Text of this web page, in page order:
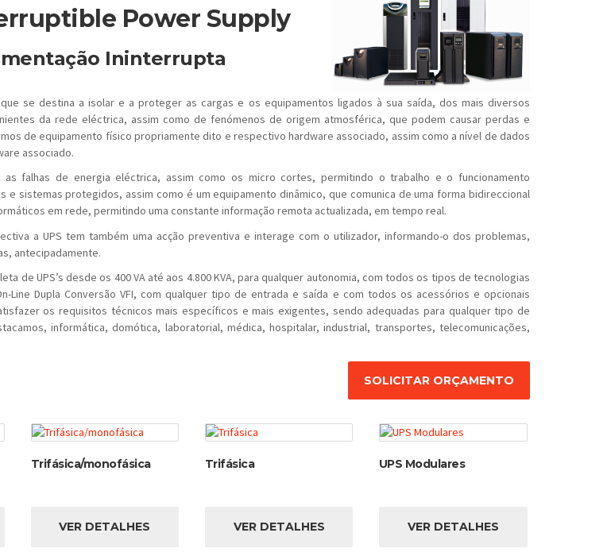
Power Supply
Ininterrupta
que se destina a isolar e a proteger as cargas e os equipamentos ligados à sua saída, dos mais diversos
da rede eléctrica, assim como de fenómenos de origem atmosférica, que podem causar perdas e
de equipamento físico propriamente dito e respectivo hardware associado, assim como a nível de dados
associado.
falhas de energia eléctrica, assim como os micro cortes, permitindo o trabalho e o funcionamento
e sistemas protegidos, assim como é um equipamento dinâmico, que comunica de uma forma bidireccional
em rede, permitindo uma constante informação remota actualizada, em tempo real.
a UPS tem também uma acção preventiva e interage com o utilizador, informando-o dos problemas,
antecipadamente.
de UPS’s desde os 400 VA até aos 4.800 KVA, para qualquer autonomia, com todos os tipos de tecnologias
Line Dupla Conversão VFI, com qualquer tipo de entrada e saída e com todos os acessórios e opcionais
os requisitos técnicos mais específicos e mais exigentes, sendo adequadas para qualquer tipo de
informática, domótica, laboratorial, médica, hospitalar, industrial, transportes, telecomunicações,
SOLICITAR ORÇAMENTO
Trifásica/monofásica
VER DETALHES
Trifásica
VER DETALHES
UPS Modulares
VER DETALHES